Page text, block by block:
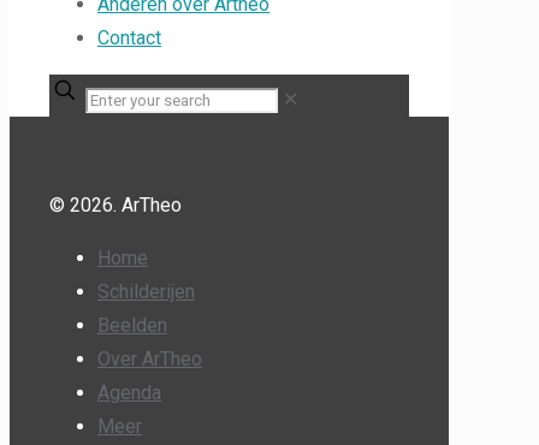
Contact
✕
© 2026. ArTheo
Home
Schilderijen
Beelden
Over ArTheo
Agenda
Meer